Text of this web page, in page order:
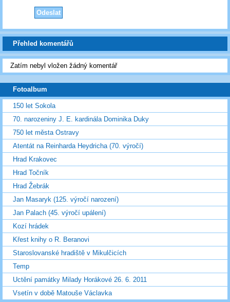
Přehled komentářů
Zatím nebyl vložen žádný komentář
Fotoalbum
150 let Sokola
70. narozeniny J. E. kardinála Dominika Duky
750 let města Ostravy
Atentát na Reinharda Heydricha (70. výročí)
Hrad Krakovec
Hrad Točník
Hrad Žebrák
Jan Masaryk (125. výročí narození)
Jan Palach (45. výročí upálení)
Kozí hrádek
Křest knihy o R. Beranovi
Staroslovanské hradiště v Mikulčicích
Temp
Uctění památky Milady Horákové 26. 6. 2011
Vsetín v době Matouše Václavka